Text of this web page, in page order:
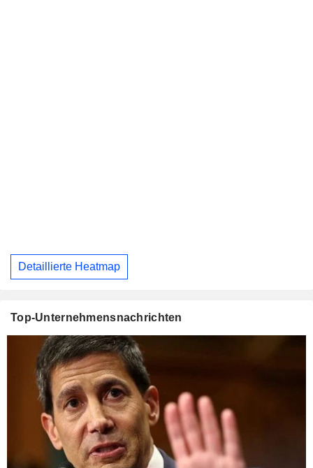
Detaillierte Heatmap
Top-Unternehmensnachrichten